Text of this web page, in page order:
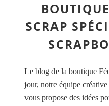
SCRAP
Le blog de la boutique
jour, notre équipe
vous propose des idées